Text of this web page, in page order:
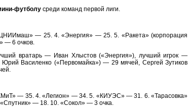
футболу среди команд первой лиги.
— 25. 4. «Энергия» — 25. 5. «Ракета» (корпорация
— 6 очков.
вратарь — Иван Хлыстов («Энергия»), лучший игрок —
Василенко («Первомайка») — 29 мячей, Сергей Зутиков
— 35. 4. «Легион» — 34. 5. «КИУЭС» — 31. 6. «Тарасовка»
— 18. 10. «Сокол» — 3 очка.